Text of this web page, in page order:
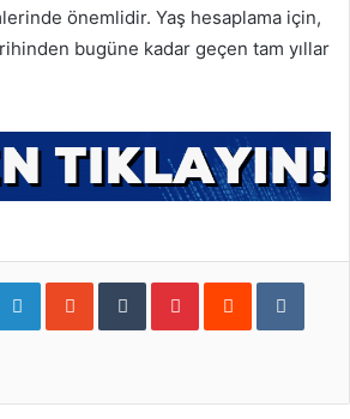
önemlidir. Yaş hesaplama için,
bugüne kadar geçen tam yıllar
LinkedIn StumbleUpon Tumblr Pinterest Reddit